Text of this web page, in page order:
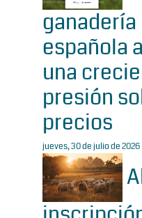
ganadería
española
una
presión
precios
jueves, 30 de julio de 2026